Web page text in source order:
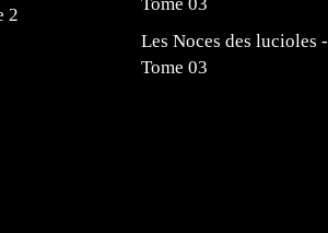
2
Les Noces des lucioles -
Tome 03